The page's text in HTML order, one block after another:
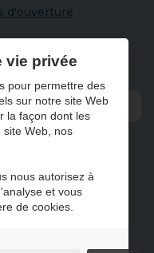
d'ouverture
newsletter
te bewaren en
vie privée
pour permettre des
sur notre site Web
la façon dont les
site Web, nos
nous autorisez à
et vous
de cookies.